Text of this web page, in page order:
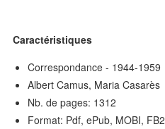
Caractéristiques
Correspondance - 1944-1959
Albert Camus, Maria Casarès
Nb. de pages: 1312
Format: Pdf, ePub, MOBI, FB2